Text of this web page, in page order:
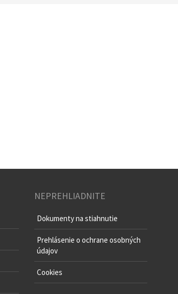
NEPREHLIADNITE
Dokumenty na stiahnutie
Prehlásenie o ochrane osobných
údajov
Cookies